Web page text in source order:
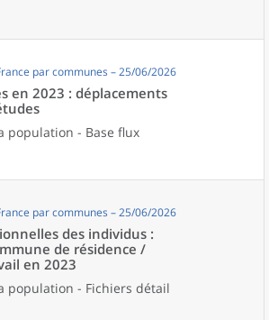
par communes – 25/06/2026
en 2023 : déplacements
population - Base flux
par communes – 25/06/2026
des individus :
de résidence /
en 2023
population - Fichiers détail